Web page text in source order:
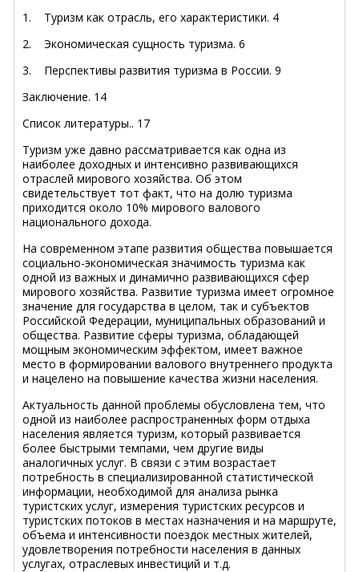
1. Туризм как отрасль, его характеристики. 4
2. Экономическая сущность туризма. 6
3. Перспективы развития туризма в России. 9
Заключение. 14
Список литературы.. 17
Туризм уже давно рассматривается как одна из
наиболее доходных и интенсивно развивающихся
отраслей мирового хозяйства. Об этом
свидетельствует тот факт, что на долю туризма
приходится около 10% мирового валового
национального дохода.
На современном этапе развития общества повышается
социально-экономическая значимость туризма как
одной из важных и динамично развивающихся сфер
мирового хозяйства. Развитие туризма имеет огромное
значение для государства в целом, так и субъектов
Российской Федерации, муниципальных образований и
общества. Развитие сферы туризма, обладающей
мощным экономическим эффектом, имеет важное
место в формировании валового внутреннего продукта
и нацелено на повышение качества жизни населения.
Актуальность данной проблемы обусловлена тем, что
одной из наиболее распространенных форм отдыха
населения является туризм, который развивается
более быстрыми темпами, чем другие виды
аналогичных услуг. В связи с этим возрастает
потребность в специализированной статистической
информации, необходимой для анализа рынка
туристских услуг, измерения туристских ресурсов и
туристских потоков в местах назначения и на маршруте,
объема и интенсивности поездок местных жителей,
удовлетворения потребности населения в данных
услугах, отраслевых инвестиций и т.д.